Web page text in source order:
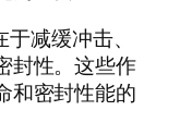
减缓冲击、
封性。这些作
和密封性能的